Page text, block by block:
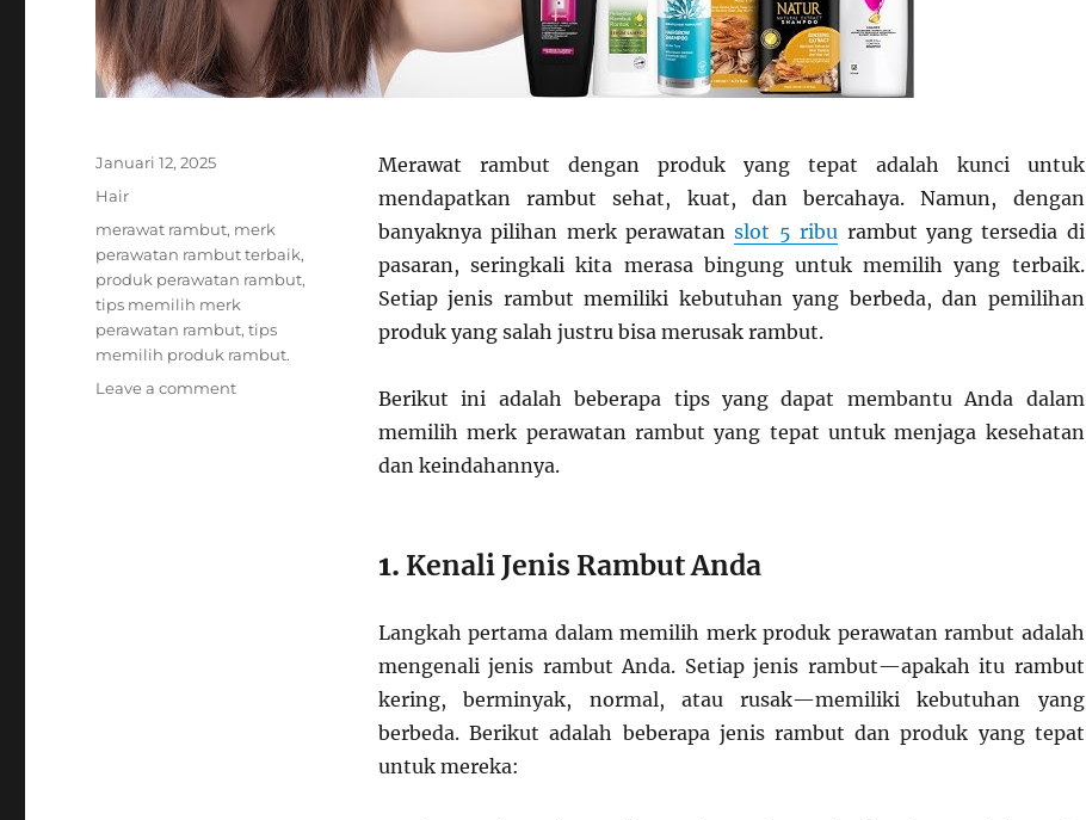
Merawat rambut dengan produk yang tepat adalah kunci untuk
mendapatkan rambut sehat, kuat, dan bercahaya. Namun, dengan
banyaknya pilihan merk perawatanslot 5 ribu rambut yang tersedia di
pasaran, seringkali kita merasa bingung untuk memilih yang terbaik.
Setiap jenis rambut memiliki kebutuhan yang berbeda, dan pemilihan
produk yang salah justru bisa merusak rambut.
Berikut ini adalah beberapa tips yang dapat membantu Anda dalam
memilih merk perawatan rambut yang tepat untuk menjaga kesehatan
dan keindahannya.
1. Kenali Jenis Rambut Anda
Langkah pertama dalam memilih merk produk perawatan rambut adalah
mengenali jenis rambut Anda. Setiap jenis rambut—apakah itu rambut
kering, berminyak, normal, atau rusak—memiliki kebutuhan yang
berbeda. Berikut adalah beberapa jenis rambut dan produk yang tepat
untuk mereka:
Posted
Januari 12, 2025
Categories
Hair
Tags
merawat rambut, merk
perawatan rambut terbaik,
produk perawatan rambut,
tips memilih merk
perawatan rambut,tips
memilih produk rambut.
Leave a commenton